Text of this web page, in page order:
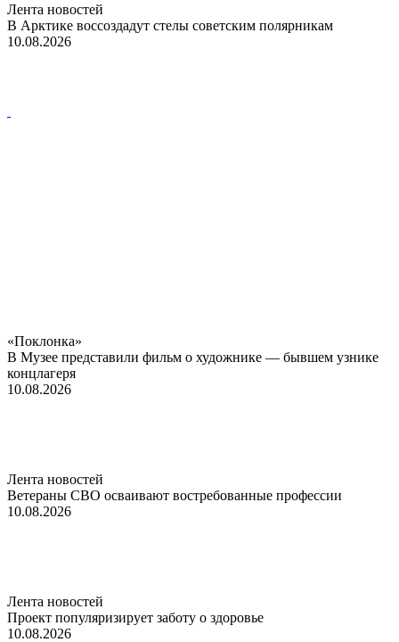
Лента новостей
В Арктике воссоздадут стелы советским полярникам
10.08.2026
«Поклонка»
В Музее представили фильм о художнике — бывшем узнике
концлагеря
10.08.2026
Лента новостей
Ветераны СВО осваивают востребованные профессии
10.08.2026
Лента новостей
Проект популяризирует заботу о здоровье
10.08.2026